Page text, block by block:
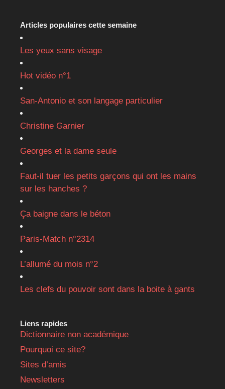
Articles populaires cette semaine
Les yeux sans visage
Hot vidéo n°1
San-Antonio et son langage particulier
Christine Garnier
Georges et la dame seule
Faut-il tuer les petits garçons qui ont les mains
sur les hanches ?
Ça baigne dans le béton
Paris-Match n°2314
L’allumé du mois n°2
Les clefs du pouvoir sont dans la boite à gants
Liens rapides
Dictionnaire non académique
Pourquoi ce site?
Sites d’amis
Newsletters